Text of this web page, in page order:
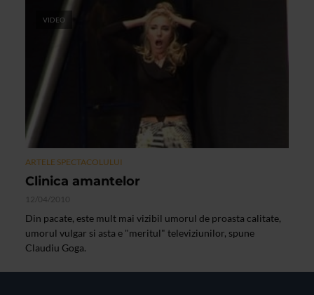
VIDEO
ARTELE SPECTACOLULUI
Clinica amantelor
12/04/2010
Din pacate, este mult mai vizibil umorul de proasta calitate,
umorul vulgar si asta e "meritul" televiziunilor, spune
Claudiu Goga.